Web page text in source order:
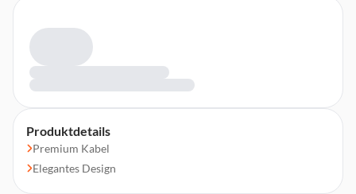
Produktdetails
Premium Kabel
Elegantes Design